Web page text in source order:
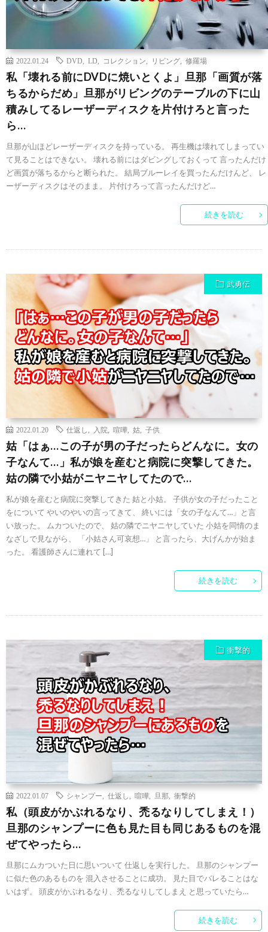
2022.01.24 DVD LD コレクション リビング 修羅場
私「壊れる前にDVDに焼いとくよ」旦那「画質が落
ちるからだめ」旦那がリビングのテーブルの下に山
積みしてるレーザーディスクを片付けろと言った
ら…
旦那が山ほどレーザーディスクを持っている。 再生機は壊れてしまってい
て見ることはできない。 壊れる前にはダビングしておくって 言ったんだけ
ど画質が落ちるからと断られた。 結局ブルーレイを買ったんだけんど、 レ
ーザーディスクはそのまま。 片付けろって言ったんだけど…
続きを読む
武勇伝
2022.01.20 仕返し 入院 喧嘩 姑 子供
姑「はぁ…この子が男の子だったらどんなに。女の
子なんて…」私が娘を産むと病院に突撃してきた。
姑の隣で小姑がニヤニヤしてたので…
私が娘を産むと病院に突撃してきた 姑と小姑。 子供が女の子だったこと
をについて やいのやいの言ってきて、 終いには「女の子なんて…」と言
い放った。 ムカついたので、 姑の隣でニヤニヤしていた 小姑を同情のま
なざしで見ながら、 「小姑さん可哀想…」 と言ったら、大げんかが始ま
った。 看護師さんに連れて […]
続きを読む
衝撃的
2022.01.07 シャンプー 仕返し 喧嘩 旦那 衝撃的
私（頭皮がかぶれるなり、禿るなりしてしまえ！）
旦那のシャンプーに色も見た目も同じあるものを混
ぜてやったら…
旦那にムカついた日に思いついて 仕返しを実行した。 旦那のシャンプー
に似た色のあるものを 混入させることに成功。 見た目でバレることはな
いはず。 頭皮がかぶれるなり、禿るなりしてしまえ と思っていたら…
続きを読む